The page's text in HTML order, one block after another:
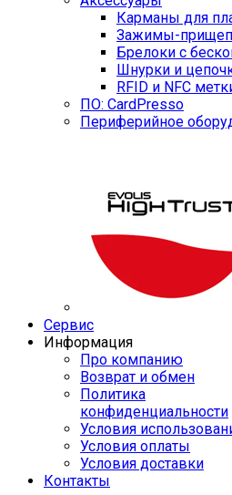
Карманы для
Зажимы-
Брелоки с
Шнурки и
RFID и NFC
ПО: CardPresso
Периферийное
Сервис
Информация
Про компанию
Возврат и обмен
Политика
конфиденциальности
Условия
Условия оплаты
Условия доставки
Контакты